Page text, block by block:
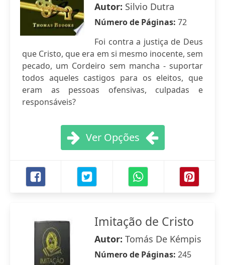
Autor: Silvio Dutra
Número de Páginas: 72
Foi contra a justiça de Deus
que Cristo, que era em si mesmo inocente, sem
pecado, um Cordeiro sem mancha - suportar
todos aqueles castigos para os eleitos, que
eram as pessoas ofensivas, culpadas e
responsáveis?
Ver Opções
Imitação de Cristo
Autor: Tomás De Kémpis
Número de Páginas: 245